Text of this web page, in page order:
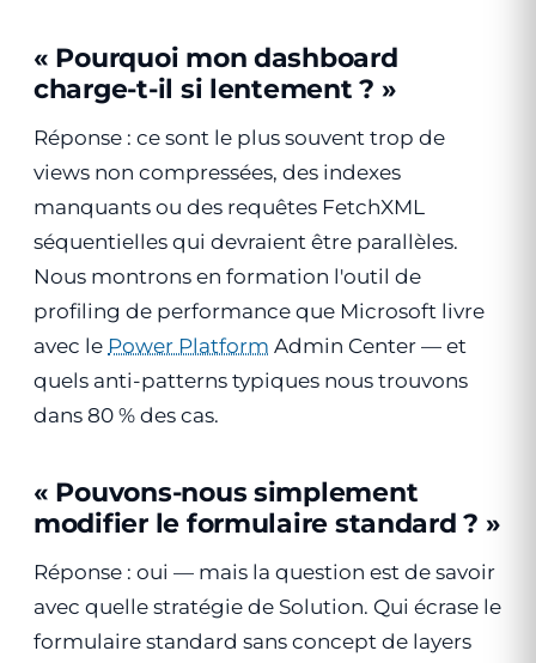
« Pourquoi mon dashboard
charge-t-il si lentement ? »
Réponse : ce sont le plus souvent trop de
views non compressées, des indexes
manquants ou des requêtes FetchXML
séquentielles qui devraient être parallèles.
Nous montrons en formation l'outil de
profiling de performance que Microsoft livre
avec le Power Platform Admin Center — et
quels anti-patterns typiques nous trouvons
dans 80 % des cas.
« Pouvons-nous simplement
modifier le formulaire standard ? »
Réponse : oui — mais la question est de savoir
avec quelle stratégie de Solution. Qui écrase le
formulaire standard sans concept de layers